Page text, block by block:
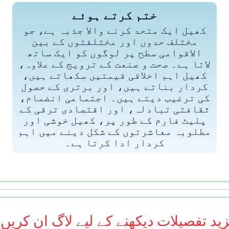
ختم کرتے ہوئے
کھیل ایک متحد کرنے والا جذبہ ہے، جو
مختلف حدوں اور مختلفتوں کے بین
الاقوامی سطح پر لوگوں کو ایک ساتھ
لاتا ہے۔ صحت و صنعت کے ترویج کے علاوہ،
کھیل اہم اخلاقی قیمتیں سکھاتے ہیں،
کردار بناتے ہیں، اور برتری کے حصول
کی ترغیب دیتے ہیں۔ اجتماعی انضمام،
ثقافتی تبادلہ، اور اقتصادی ترقی کے
پلیٹ فارم کے طور پر، کھیل خوشی اور
مطلوبہ معاشرتوں کے شکل دینے میں اہم
کردار ادا کرتا ہے۔
تفصیلات دیکھنے کے لیے لاگ ان